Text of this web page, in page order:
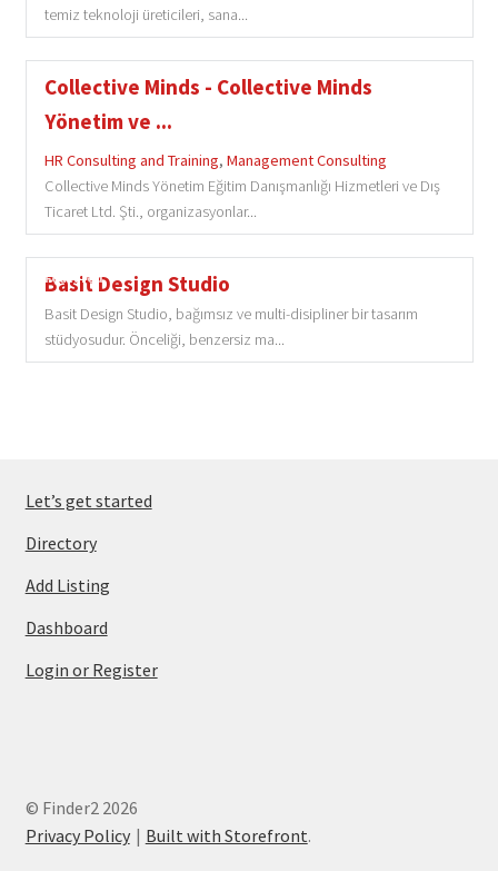
temiz teknoloji üreticileri, sana...
Collective Minds - Collective Minds
Yönetim ve ...
HR Consulting and Training, Management Consulting
Collective Minds Yönetim Eğitim Danışmanlığı Hizmetleri ve Dış
Ticaret Ltd. Şti., organizasyonlar...
Basit Design Studio
Basit Design Studio, bağımsız ve multi-disipliner bir tasarım
stüdyosudur. Önceliği, benzersiz ma...
Featured
Let’s get started
Directory
Add Listing
Dashboard
Login or Register
© Finder2 2026
Privacy Policy
Built with Storefront.